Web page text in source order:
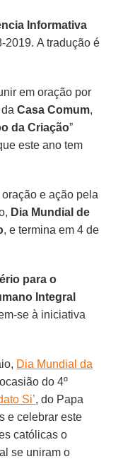
Informativa
2019. A tradução é
em oração por
daCasa Comum,
da Criação”
este ano tem
e ação pela
Dia Mundial de
, e termina em 4 de
para o
Integral
se à iniciativa
Dia Mundial da
do 4º
Si’, do Papa
e celebrar este
católicas o
se uniram o